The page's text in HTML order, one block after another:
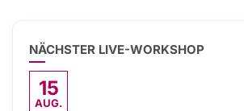
NÄCHSTER LIVE-WORKSHOP
15
AUG.